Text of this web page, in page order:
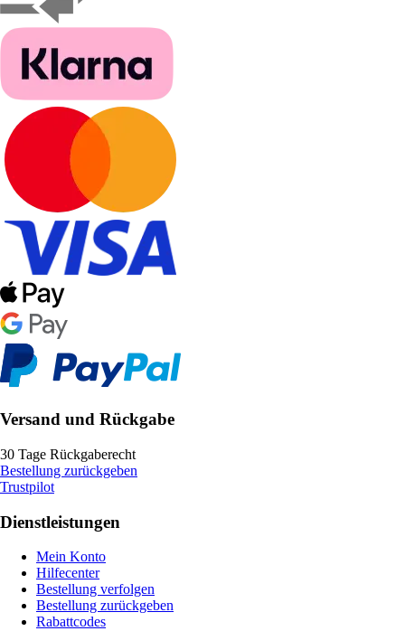
Versand und Rückgabe
30 Tage Rückgaberecht
Bestellung zurückgeben
Trustpilot
Dienstleistungen
Mein Konto
Hilfecenter
Bestellung verfolgen
Bestellung zurückgeben
Rabattcodes